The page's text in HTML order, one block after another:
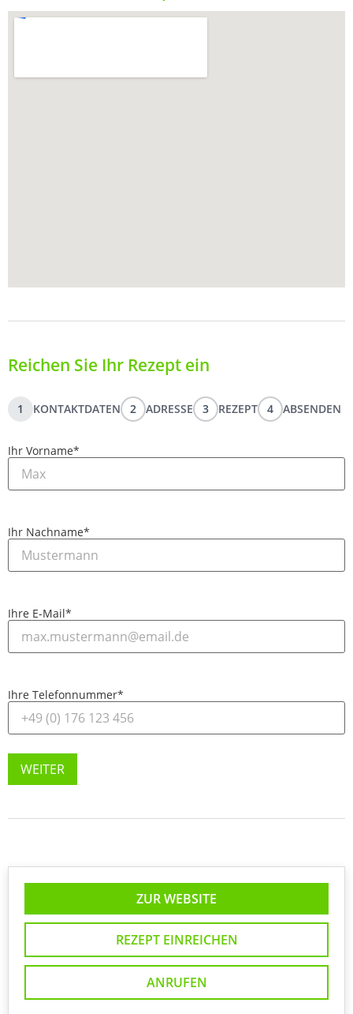
Reichen Sie Ihr Rezept ein
1 KONTAKTDATEN 2 ADRESSE 3 REZEPT 4 ABSENDEN
Ihr Vorname*
Ihr Nachname*
Ihre E-Mail*
Ihre Telefonnummer*
WEITER
ZUR WEBSITE
REZEPT EINREICHEN
ANRUFEN